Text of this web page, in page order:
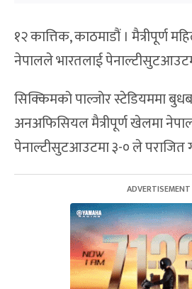
१२ कात्तिक, काठमाडौं । मैत्रीपूर्ण
नेपालले भारतलाई
सिक्किमको पाल्जोर स्टेडियममा
अनअफिसियल मैत्रीपूर्ण खेलमा
पेनाल्टीसुटआउटमा ३-० ले पराजित